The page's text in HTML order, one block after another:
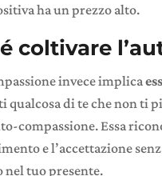
ha un prezzo alto.
coltivare
invece implica
qualcosa di te che non ti
compassione. Essa
e l’accettazione
nel tuo presente.